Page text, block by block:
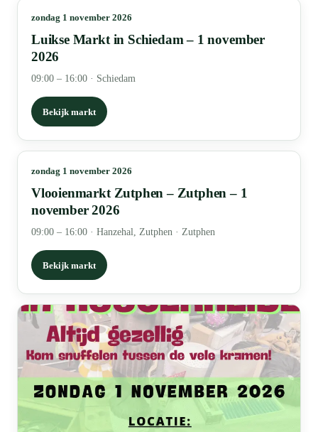
zondag 1 november 2026
Luikse Markt in Schiedam – 1 november
2026
09:00 – 16:00 · Schiedam
Bekijk markt
zondag 1 november 2026
Vlooienmarkt Zutphen – Zutphen – 1
november 2026
09:00 – 16:00 · Hanzehal, Zutphen · Zutphen
Bekijk markt